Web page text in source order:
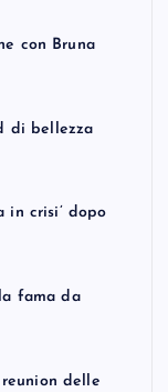
con Bruna
di bellezza
in crisi’ dopo
fama da
delle